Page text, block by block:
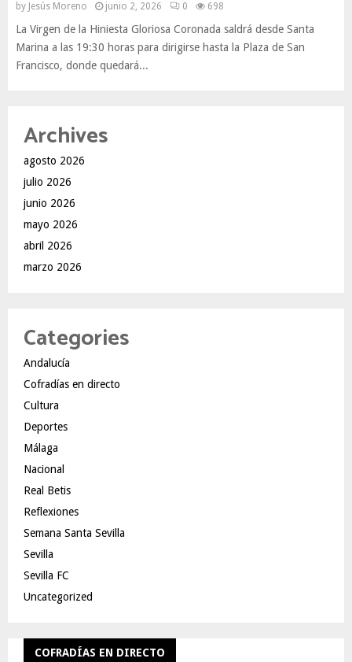
by Jesús Moreno junio 2, 2026 0 698
La Virgen de la Hiniesta Gloriosa Coronada saldrá desde Santa
Marina a las 19:30 horas para dirigirse hasta la Plaza de San
Francisco, donde quedará...
Archives
agosto 2026
julio 2026
junio 2026
mayo 2026
abril 2026
marzo 2026
Categories
Andalucía
Cofradías en directo
Cultura
Deportes
Málaga
Nacional
Real Betis
Reflexiones
Semana Santa Sevilla
Sevilla
Sevilla FC
Uncategorized
COFRADÍAS EN DIRECTO